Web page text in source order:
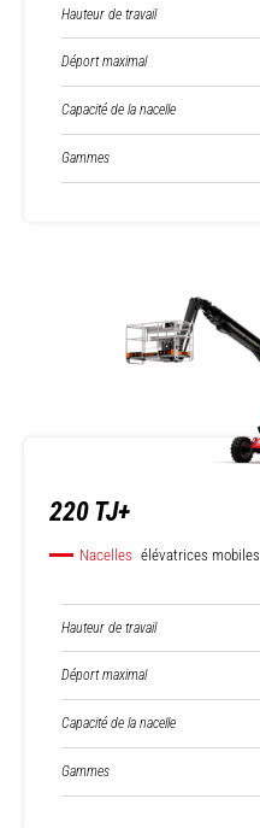
Hauteur de travail
Déport maximal
Capacité de la nacelle
Gammes
220 TJ+
Nacelles élévatrices mobiles
Hauteur de travail
Déport maximal
Capacité de la nacelle
Gammes